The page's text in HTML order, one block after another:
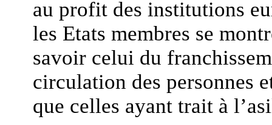
au profit des institutions
les Etats membres se
savoir celui du
circulation des personnes
que celles ayant trait à